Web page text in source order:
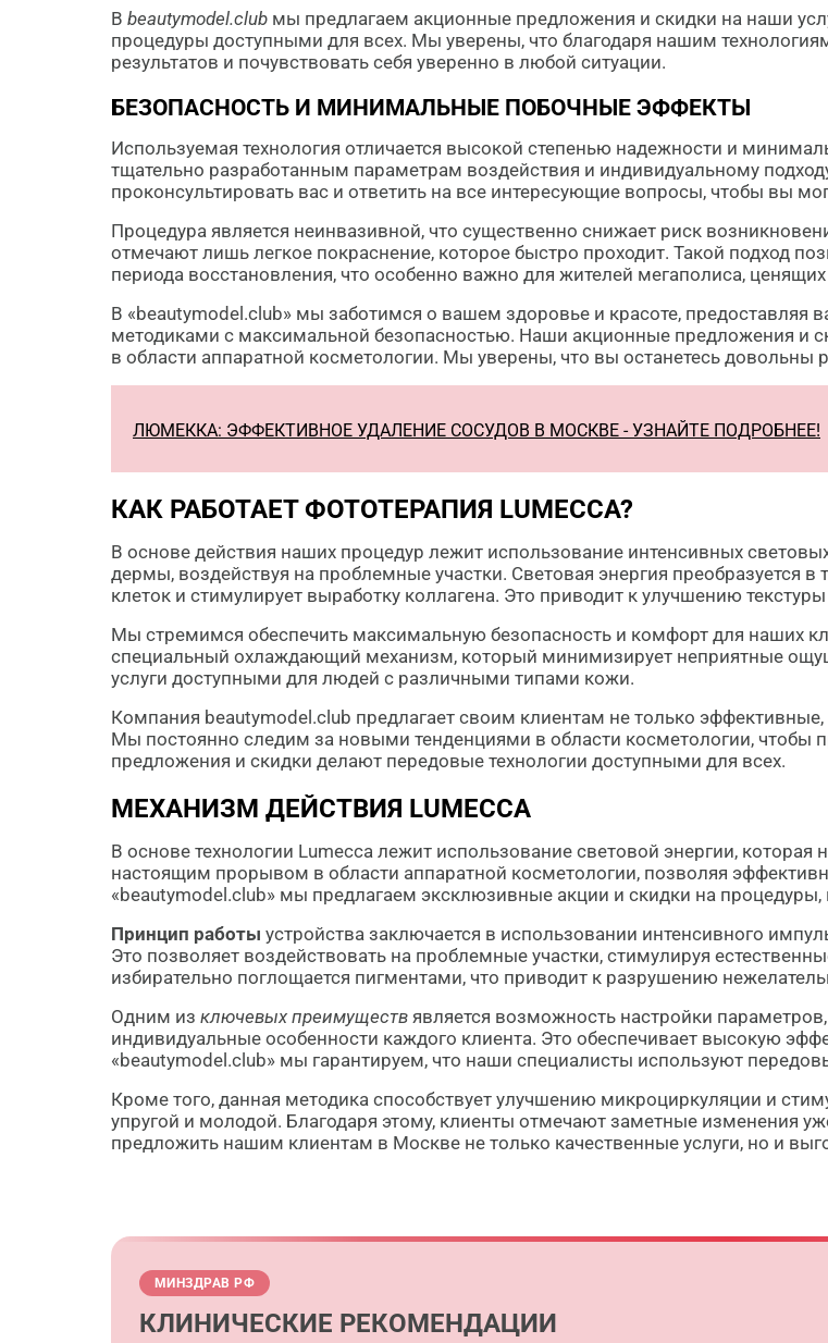
В beautymodel.club мы предлагаем акционные предложения и скидки на наши
процедуры доступными для всех. Мы уверены, что благодаря нашим
результатов и почувствовать себя уверенно в любой ситуации.
БЕЗОПАСНОСТЬ И МИНИМАЛЬНЫЕ ПОБОЧНЫЕ ЭФФЕКТЫ
Используемая технология отличается высокой степенью надежности и
тщательно разработанным параметрам воздействия и индивидуальному
проконсультировать вас и ответить на все интересующие вопросы, чтобы вы
Процедура является неинвазивной, что существенно снижает риск
отмечают лишь легкое покраснение, которое быстро проходит. Такой подход
периода восстановления, что особенно важно для жителей мегаполиса,
В «beautymodel.club» мы заботимся о вашем здоровье и красоте,
методиками с максимальной безопасностью. Наши акционные предложения и
в области аппаратной косметологии. Мы уверены, что вы останетесь
ЛЮМЕККА: ЭФФЕКТИВНОЕ УДАЛЕНИЕ СОСУДОВ В МОСКВЕ - УЗНАЙТЕ ПОДРОБНЕЕ!
КАК РАБОТАЕТ ФОТОТЕРАПИЯ LUMECCA?
В основе действия наших процедур лежит использование интенсивных
дермы, воздействуя на проблемные участки. Световая энергия преобразуется
клеток и стимулирует выработку коллагена. Это приводит к улучшению
Мы стремимся обеспечить максимальную безопасность и комфорт для наших
специальный охлаждающий механизм, который минимизирует неприятные
услуги доступными для людей с различными типами кожи.
Компания beautymodel.club предлагает своим клиентам не только
Мы постоянно следим за новыми тенденциями в области косметологии,
предложения и скидки делают передовые технологии доступными для всех.
МЕХАНИЗМ ДЕЙСТВИЯ LUMECCA
В основе технологии Lumecca лежит использование световой энергии,
настоящим прорывом в области аппаратной косметологии, позволяя
«beautymodel.club» мы предлагаем эксклюзивные акции и скидки на
Принцип работы устройства заключается в использовании интенсивного
Это позволяет воздействовать на проблемные участки, стимулируя
избирательно поглощается пигментами, что приводит к разрушению
Одним из ключевых преимуществ является возможность настройки
индивидуальные особенности каждого клиента. Это обеспечивает высокую
«beautymodel.club» мы гарантируем, что наши специалисты используют
Кроме того, данная методика способствует улучшению микроциркуляции и
упругой и молодой. Благодаря этому, клиенты отмечают заметные изменения
предложить нашим клиентам в Москве не только качественные услуги, но и
МИНЗДРАВ РФ
КЛИНИЧЕСКИЕ РЕКОМЕНДАЦИИ